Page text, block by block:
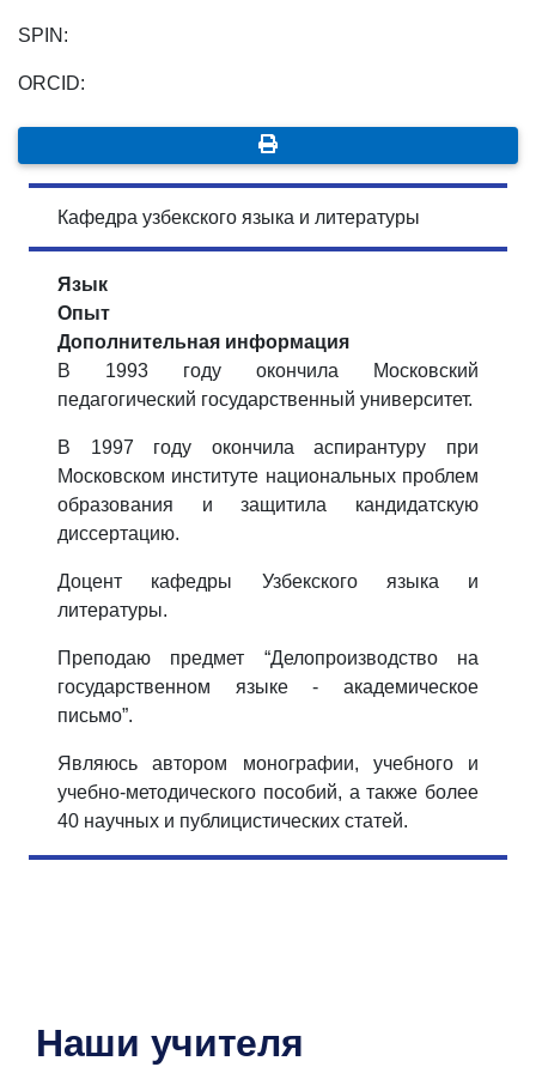
SPIN:
ORCID:
Кафедра узбекского языка и литературы
Язык
Опыт
Дополнительная информация
В 1993 году окончила Московский
педагогический государственный университет.
В 1997 году окончила аспирантуру при
Московском институте национальных проблем
образования и защитила кандидатскую
диссертацию.
Доцент кафедры Узбекского языка и
литературы.
Преподаю предмет “Делопроизводство на
государственном языке - академическое
письмо”.
Являюсь автором монографии, учебного и
учебно-методического пособий, а также более
40 научных и публицистических статей.
Наши учителя